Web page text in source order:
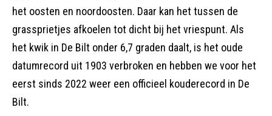
het oosten en noordoosten. Daar kan het tussen de
grassprietjes afkoelen tot dicht bij het vriespunt. Als
het kwik in De Bilt onder 6,7 graden daalt, is het oude
datumrecord uit 1903 verbroken en hebben we voor het
eerst sinds 2022 weer een officieel kouderecord in De
Bilt.